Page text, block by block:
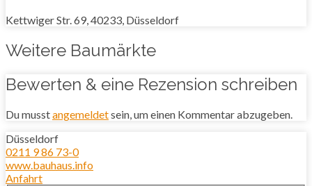
Kettwiger Str. 69, 40233, Düsseldorf
Weitere Baumärkte
Bewerten & eine Rezension schreiben
Du musstangemeldetsein, um einen Kommentar abzugeben.
Düsseldorf
0211 9 86 73-0
www.bauhaus.info
Anfahrt